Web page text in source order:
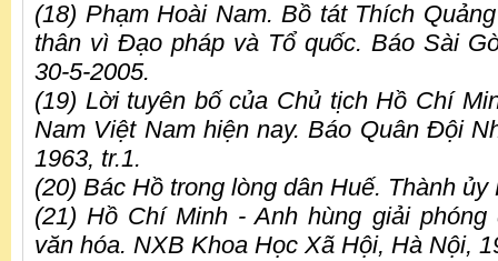
(18) Phạm Hoài Nam. Bồ tát Thích
thân vì Đạo pháp và Tổ quốc. Báo Sài
30-5-2005.
(19) Lời tuyên bố của Chủ tịch Hồ Chí
Nam Việt Nam hiện nay. Báo Quân Đội
1963, tr.1.
(20) Bác Hồ trong lòng dân Huế. Thành
(21) Hồ Chí Minh - Anh hùng giải phóng
văn hóa. NXB Khoa Học Xã Hội, Hà Nội,